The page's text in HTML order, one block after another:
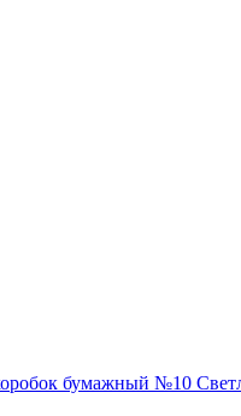
бумажный №10